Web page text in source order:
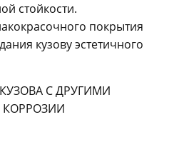
стойкости.
покрытия
кузову эстетичного
С ДРУГИМИ